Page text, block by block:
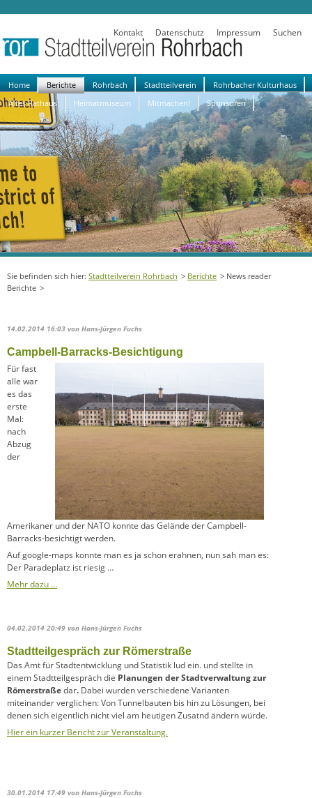
Kontakt Datenschutz Impressum Suchen
Navigation
überspringen
Home Berichte Rohrbach Stadtteilverein
Rohrbacher Kulturhaus
Altes Rathaus
Heimatmuseum Mitmachen! Sponsoren
Stadtteilverein Rohrbach Berichte
News reader
Berichte
14.02.2014 16:03 von Hans-Jürgen Fuchs
Campbell-Barracks-Besichtigung
Für fast
alle war
es das
erste
Mal:
nach
Abzug
der
Amerikaner und der NATO konnte das Gelände der Campbell-
Barracks-besichtigt werden.
Auf google-maps konnte man es ja schon erahnen, nun sah man es:
Der Paradeplatz ist riesig …
Mehr dazu …
04.02.2014 20:49 von Hans-Jürgen Fuchs
Stadtteilgespräch zur Römerstraße
Das Amt für Stadtentwicklung und Statistik lud ein. und stellte in
einem Stadtteilgespräch die Planungen der Stadtverwaltung zur
Römerstraßedar. Dabei wurden verschiedene Varianten
miteinander verglichen: Von Tunnelbauten bis hin zu Lösungen, bei
denen sich eigentlich nicht viel am heutigen Zusatnd ändern würde.
Hier ein kurzer Bericht zur Veranstaltung.
30.01.2014 17:49 von Hans-Jürgen Fuchs